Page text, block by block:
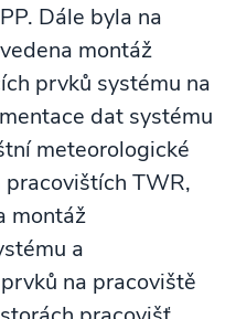
Dále byla na
montáž
prvků systému na
dat systému
meteorologické
TWR,
montáž
a
na pracoviště